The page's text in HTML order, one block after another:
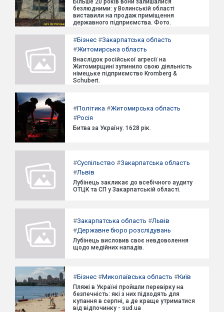
Більше 20 років вони залишалися
безлюдними: у Волинській області
виставили на продаж приміщення
державного підприємства. Фото.
#Бізнес #Закарпатська область
#Житомирська область
Внаслідок російської агресії на
Житомирщині зупинило свою діяльність
німецьке підприємство Kromberg &
Schubert.
#Політика #Житомирська область
#Росія
Битва за Україну. 1628 рік.
#Суспільство #Закарпатська область
#Львів
Лубінець закликає до всебічного аудиту
ОТЦК та СП у Закарпатській області.
#Закарпатська область #Львів
#Державне бюро розслідувань
Лубінець висловив своє невдоволення
щодо медійних нападів.
#Бізнес #Миколаївська область #Київ
Пляжі в Україні пройшли перевірку на
безпечність: які з них підходять для
купання в серпні, а де краще утриматися
від відпочинку - sud.ua